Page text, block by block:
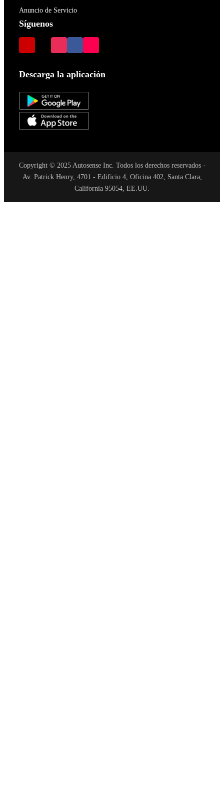
Anuncio de Servicio
Síguenos
Descarga la aplicación
Copyright © 2025 Autosense Inc. Todos los derechos reservados ·
Av. Patrick Henry, 4701 - Edificio 4, Oficina 402, Santa Clara,
California 95054, EE.UU.